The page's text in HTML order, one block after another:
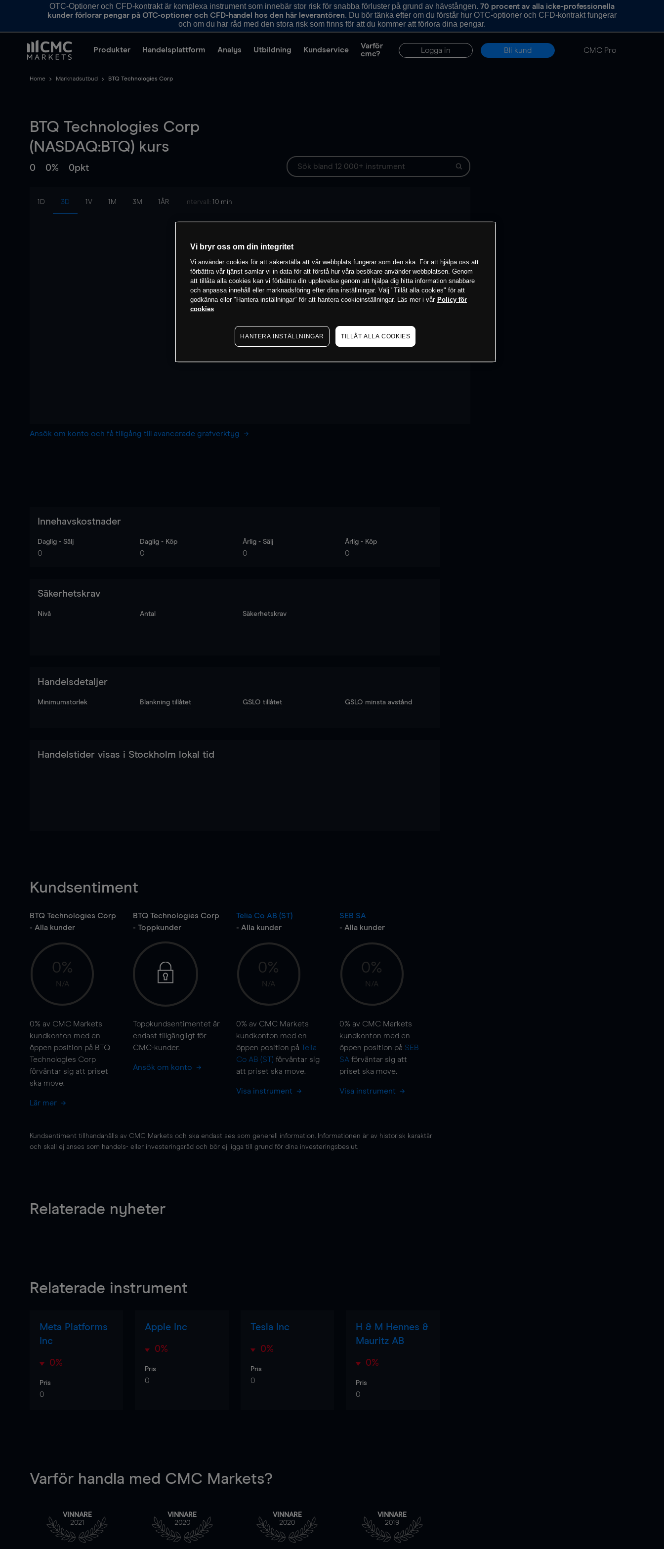
OTC-Optioner och CFD-kontrakt är komplexa instrument som innebär stor risk för snabba förluster på grund av hävstången. 70 procent av alla icke-professionella
kunder förlorar pengar på OTC-optioner och CFD-handel hos den här leverantören. Du bör tänka efter om du förstår hur OTC-optioner och CFD-kontrakt fungerar
och om du har råd med den stora risk som finns för att du kommer att förlora dina pengar.
Produkter Handelsplattform Analys Utbildning Kundservice
Varför
cmc?
Logga in Bli kund CMC Pro
Home Marknadsutbud BTQ Technologies Corp
BTQ Technologies Corp
(NASDAQ:BTQ) kurs
0 0% 0pkt
1D 3D 1V 1M 3M 1ÅR Intervall: 10 min
Ansök om konto och få tillgång till avancerade grafverktyg
Innehavskostnader
Daglig - Sälj
0
Daglig - Köp
0
Årlig - Sälj
0
Årlig - Köp
0
Säkerhetskrav
Nivå Antal Säkerhetskrav
Handelsdetaljer
Minimumstorlek Blankning tillåtet GSLO tillåtet GSLO minsta avstånd
Handelstider visas i Stockholm lokal tid
Kundsentiment
BTQ Technologies Corp
- Alla kunder
0%
N/A
0% av CMC Markets
kundkonton med en
öppen position på BTQ
Technologies Corp
förväntar sig att priset
ska move.
Lär mer
BTQ Technologies Corp
- Toppkunder
Toppkundsentimentet är
endast tillgängligt för
CMC-kunder.
Ansök om konto
Telia Co AB (ST)
- Alla kunder
0%
N/A
0% av CMC Markets
kundkonton med en
öppen position på Telia
Co AB (ST) förväntar sig
att priset ska move.
Visa instrument
SEB SA
- Alla kunder
0%
N/A
0% av CMC Markets
kundkonton med en
öppen position på SEB
SA förväntar sig att
priset ska move.
Visa instrument
Kundsentiment tillhandahålls av CMC Markets och ska endast ses som generell information. Informationen är av historisk karaktär
och skall ej anses som handels- eller investeringsråd och bör ej ligga till grund för dina investeringsbeslut.
Relaterade nyheter
Relaterade instrument
Meta Platforms
Inc
0%
Pris
0
Apple Inc
0%
Pris
0
Tesla Inc
0%
Pris
0
H & M Hennes &
Mauritz AB
0%
Pris
0
Varför handla med CMC Markets?
VINNARE
2021
VINNARE
2020
VINNARE
2020
VINNARE
2019
Vi bryr oss om din integritet
Vi använder cookies för att säkerställa att vår webbplats fungerar som den ska. För att hjälpa oss att
förbättra vår tjänst samlar vi in data för att förstå hur våra besökare använder webbplatsen. Genom
att tillåta alla cookies kan vi förbättra din upplevelse genom att hjälpa dig hitta information snabbare
och anpassa innehåll eller marknadsföring efter dina inställningar. Välj "Tillåt alla cookies" för att
godkänna eller "Hantera inställningar" för att hantera cookieinställningar. Läs mer i vår Policy för
cookies
HANTERA INSTÄLLNINGAR TILLÅT ALLA COOKIES